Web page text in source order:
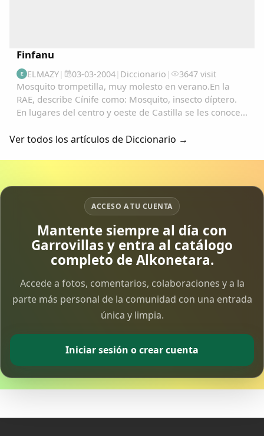
Finfanu
E ELMAZY| 03-03-2004| Diccionario | 3647 visit
Mosquito trompetilla, muy molesto en verano.En la
RAE, describe Cínife como: Mosquito, insecto díptero.
En lugares del centro y oeste de Castilla se les conoce
transformación en: "Pífano", "Pínfano...
Ver todos los artículos de Diccionario →
ACCESO A TU CUENTA
Mantente siempre al día con
Garrovillas y entra al catálogo
completo de Alkonetara.
Accede a fotos, comentarios, colaboraciones y a la
parte más personal de la comunidad con una entrada
única y limpia.
Iniciar sesión o crear cuenta